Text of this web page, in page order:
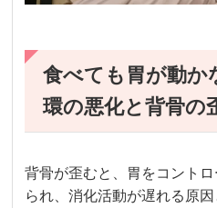
食べても胃が動か
環の悪化と背骨の
背骨が歪むと、胃をコント
られ、消化活動が遅れる原